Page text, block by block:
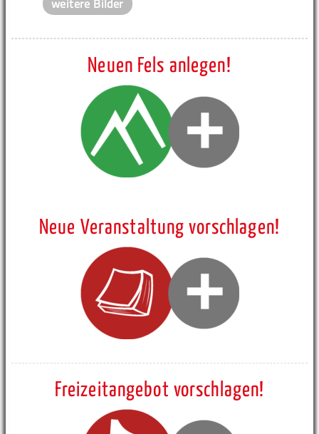
Neuen Fels anlegen!
Neue Veranstaltung vorschlagen!
Freizeitangebot vorschlagen!